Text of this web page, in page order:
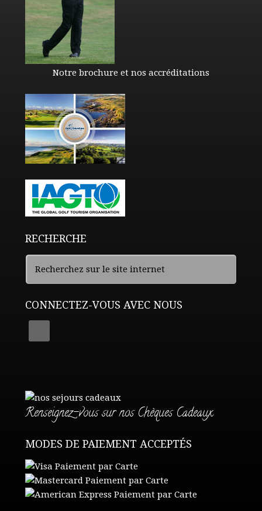
Notre brochure et nos accréditations
RECHERCHE
CONNECTEZ-VOUS AVEC NOUS
Renseignez-vous sur nos Chèques Cadeaux
MODES DE PAIEMENT ACCEPTÉS